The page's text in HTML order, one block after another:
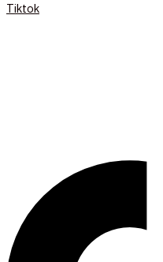
Tiktok